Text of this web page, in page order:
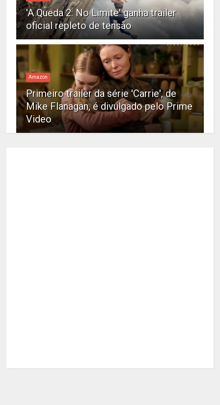
'A Queda 2: No Limite' ganha trailer
oficial repleto de tensão
Amazon
Primeiro trailer da série 'Carrie', de
Mike Flanagan, é divulgado pelo Prime
Video